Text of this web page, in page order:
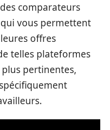
comparateurs
qui vous permettent
offres
telles plateformes
pertinentes,